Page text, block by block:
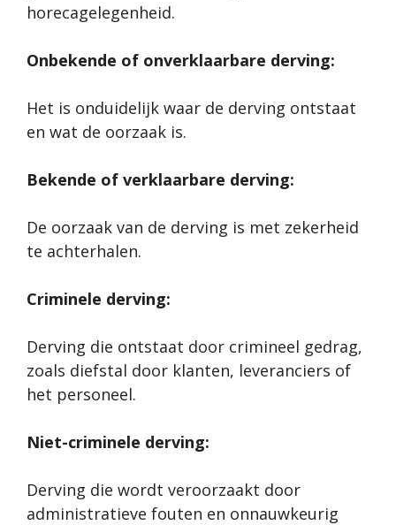
horecagelegenheid.
Onbekende of onverklaarbare derving:
Het is onduidelijk waar de derving ontstaat
en wat de oorzaak is.
Bekende of verklaarbare derving:
De oorzaak van de derving is met zekerheid
te achterhalen.
Criminele derving:
Derving die ontstaat door crimineel gedrag,
zoals diefstal door klanten, leveranciers of
het personeel.
Niet-criminele derving:
Derving die wordt veroorzaakt door
administratieve fouten en onnauwkeurig